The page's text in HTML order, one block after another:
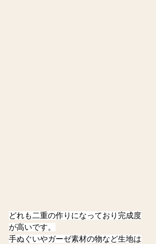
どれも二重の作りになっており完成度
が高いです。
手ぬぐいやガーゼ素材の物など生地は